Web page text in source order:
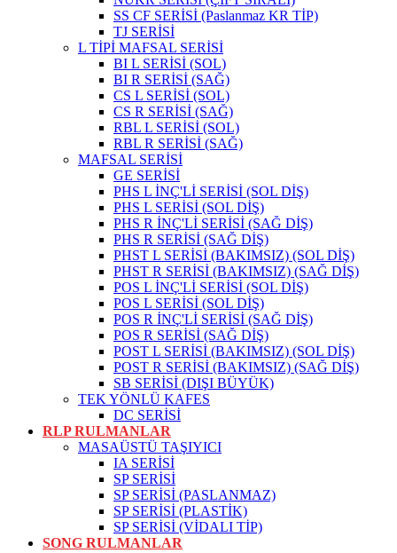
SS CF SERİSİ (Paslanmaz KR TİP)
TJ SERİSİ
L TİPİ MAFSAL SERİSİ
BI L SERİSİ (SOL)
BI R SERİSİ (SAĞ)
CS L SERİSİ (SOL)
CS R SERİSİ (SAĞ)
RBL L SERİSİ (SOL)
RBL R SERİSİ (SAĞ)
MAFSAL SERİSİ
GE SERİSİ
PHS L İNÇ'Lİ SERİSİ (SOL DİŞ)
PHS L SERİSİ (SOL DİŞ)
PHS R İNÇ'Lİ SERİSİ (SAĞ DİŞ)
PHS R SERİSİ (SAĞ DİŞ)
PHST L SERİSİ (BAKIMSIZ) (SOL DİŞ)
PHST R SERİSİ (BAKIMSIZ) (SAĞ DİŞ)
POS L İNÇ'Lİ SERİSİ (SOL DİŞ)
POS L SERİSİ (SOL DİŞ)
POS R İNÇ'Lİ SERİSİ (SAĞ DİŞ)
POS R SERİSİ (SAĞ DİŞ)
POST L SERİSİ (BAKIMSIZ) (SOL DİŞ)
POST R SERİSİ (BAKIMSIZ) (SAĞ DİŞ)
SB SERİSİ (DIŞI BÜYÜK)
TEK YÖNLÜ KAFES
DC SERİSİ
RLP RULMANLAR
MASAÜSTÜ TAŞIYICI
IA SERİSİ
SP SERİSİ
SP SERİSİ (PASLANMAZ)
SP SERİSİ (PLASTİK)
SP SERİSİ (VİDALI TİP)
SONG RULMANLAR